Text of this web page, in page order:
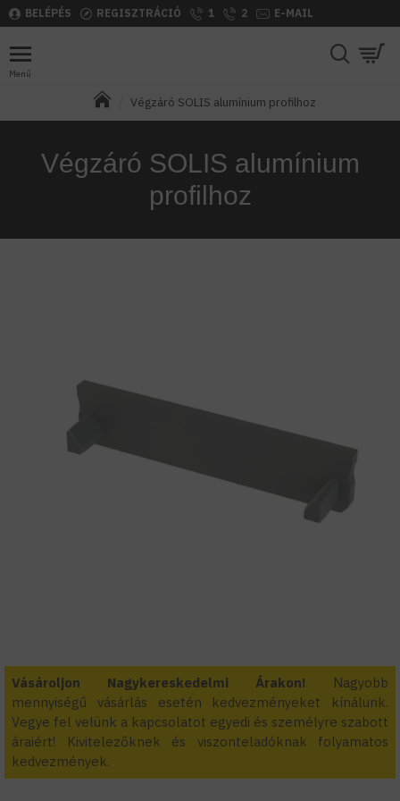
BELÉPÉS REGISZTRÁCIÓ 1 2 E-MAIL
Végzáró SOLIS alumínium profilhoz
Végzáró SOLIS alumínium
profilhoz
Vásároljon Nagykereskedelmi Árakon!
Nagyobb
mennyiségű vásárlás esetén kedvezményeket kínálunk.
Vegye fel velünk a kapcsolatot egyedi és személyre szabott
áraiért! Kivitelezőknek és viszonteladóknak folyamatos
kedvezmények.